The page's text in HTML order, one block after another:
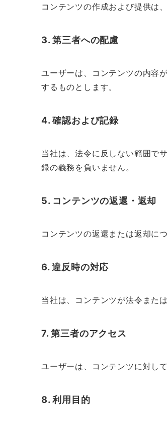
コンテンツの作成および提供は
3. 第三者への配慮
ユーザーは、コンテンツの内容
するものとします。
4. 確認および記録
当社は、法令に反しない範囲で
録の義務を負いません。
5. コンテンツの返還・返却
コンテンツの返還または返却に
6. 違反時の対応
当社は、コンテンツが法令また
7. 第三者のアクセス
ユーザーは、コンテンツに対し
8. 利用目的